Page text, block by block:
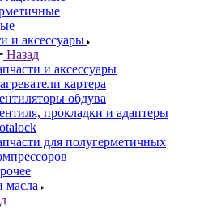
и аксессуары
Назад
и аксессуары
картера
обдува
прокладки и адаптеры
для полугерметичных
масла